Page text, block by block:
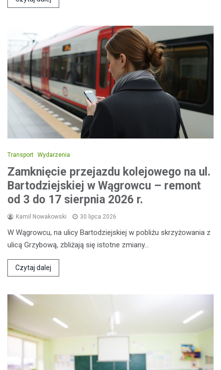
Transport Wydarzenia
Zamknięcie przejazdu kolejowego na ul.
Bartodziejskiej w Wągrowcu – remont
od 3 do 17 sierpnia 2026 r.
Kamil Nowakowski 30 lipca 2026
W Wągrowcu, na ulicy Bartodziejskiej w pobliżu skrzyżowania z
ulicą Grzybową, zbliżają się istotne zmiany…
Czytaj dalej